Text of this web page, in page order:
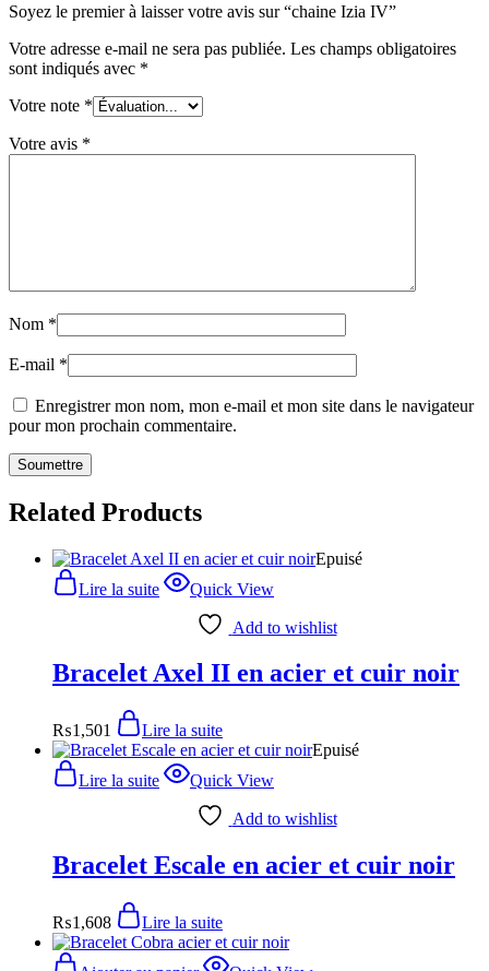
Soyez le premier à laisser votre avis sur “chaine Izia IV”
Votre adresse e-mail ne sera pas publiée. Les champs obligatoires
sont indiqués avec *
Votre note *
Votre avis *
Nom *
E-mail *
Enregistrer mon nom, mon e-mail et mon site dans le navigateur
pour mon prochain commentaire.
Related Products
Epuisé
Lire la suite
Quick View
Add to wishlist
Bracelet Axel II en acier et cuir noir
₨1,501
Lire la suite
Epuisé
Lire la suite
Quick View
Add to wishlist
Bracelet Escale en acier et cuir noir
₨1,608 Lire la suite